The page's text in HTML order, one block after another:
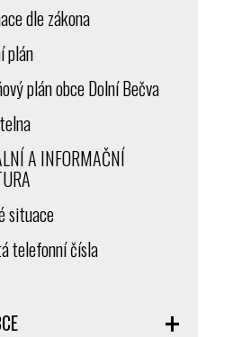
dle zákona
plán
plán obce Dolní Bečva
A INFORMAČNÍ
situace
telefonní čísla